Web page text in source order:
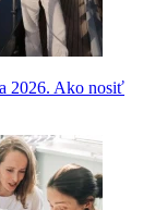
2026. Ako nosiť